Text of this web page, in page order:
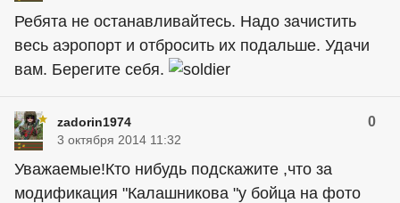
Ребята не останавливайтесь. Надо зачистить
весь аэропорт и отбросить их подальше. Удачи
вам. Берегите себя.
zadorin1974 0
3 октября 2014 11:32
Уважаемые!Кто нибудь подскажите ,что за
модификация "Калашникова "у бойца на фото